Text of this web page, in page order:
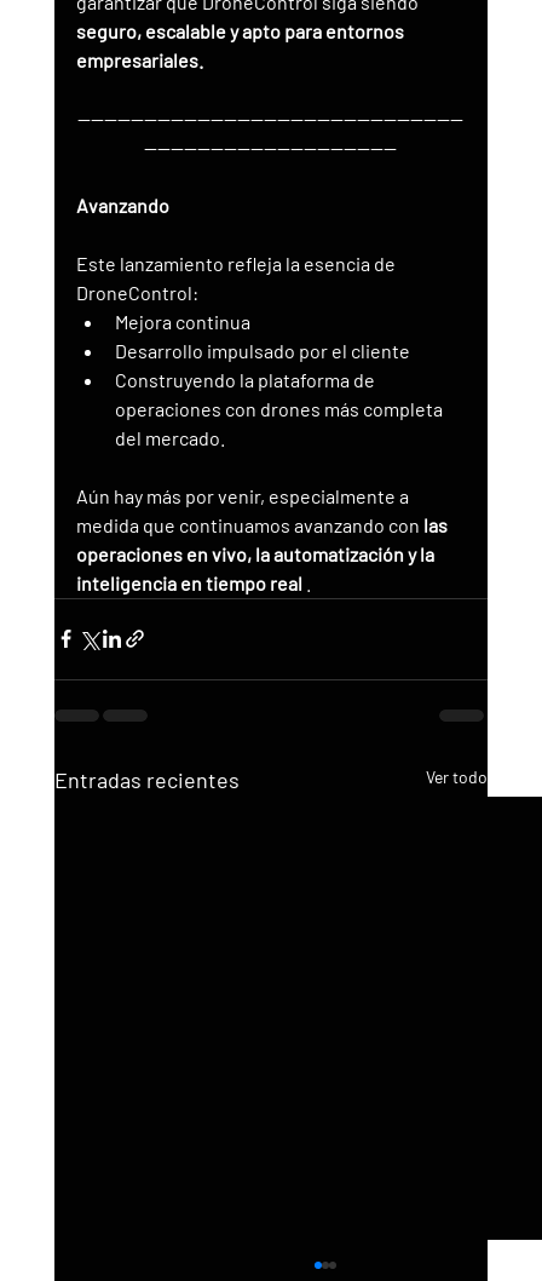
seguro, escalable y apto para entornos
empresariales.
----------------------------------------------------------
--------------------------------------
Avanzando
Este lanzamiento refleja la esencia de
DroneControl:
Mejora continua
Desarrollo impulsado por el cliente
Construyendo la plataforma de
operaciones con drones más completa
del mercado.
Aún hay más por venir, especialmente a
medida que continuamos avanzando con las
operaciones en vivo, la automatización y la
inteligencia en tiempo real
Entradas recientes Ver todo